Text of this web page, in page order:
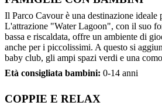
Il Parco Cavour è una destinazione ideale
L'attrazione "Water Lagoon", con il suo
bassa e riscaldata, offre un ambiente di
anche per i piccolissimi. A questo si
baby club, gli ampi spazi verdi e una
Età consigliata bambini: 0-14 anni
COPPIE E RELAX